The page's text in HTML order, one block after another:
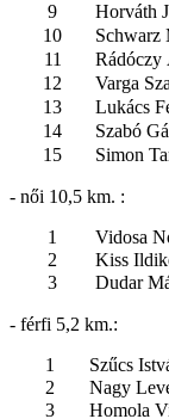
9
Horváth
10
Schwarz
11
Rádóczy
12
Varga
13
Lukács
14
Szabó
15
Simon
- női 10,5 km. :
1
Vidosa
2
Kiss
3
Dudar
- férfi 5,2 km.:
1
Szűcs
2
Nagy
3
Homola